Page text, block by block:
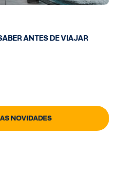
ANTES DE VIAJAR
NOVIDADES